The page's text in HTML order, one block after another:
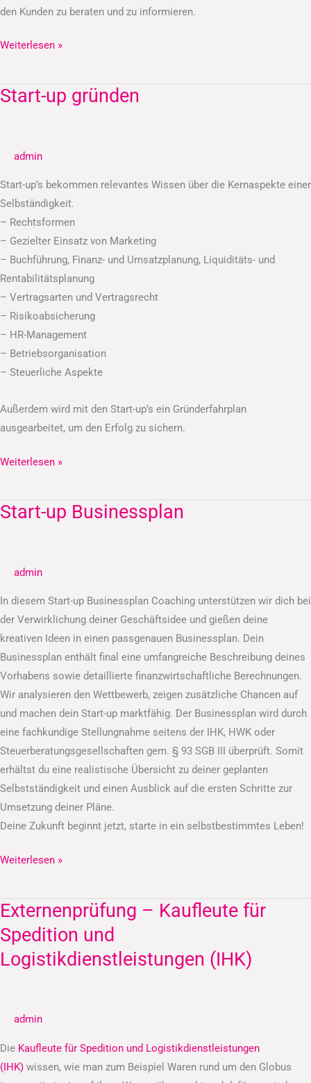
den Kunden zu beraten und zu informieren.
Weiterlesen »
Start-up gründen
admin
Start-up’s bekommen relevantes Wissen über die Kernaspekte einer
Selbständigkeit.
– Rechtsformen
– Gezielter Einsatz von Marketing
– Buchführung, Finanz- und Umsatzplanung, Liquiditäts- und
Rentabilitätsplanung
– Vertragsarten und Vertragsrecht
– Risikoabsicherung
– HR-Management
– Betriebsorganisation
– Steuerliche Aspekte
Außerdem wird mit den Start-up’s ein Gründerfahrplan
ausgearbeitet, um den Erfolg zu sichern.
Start-
Weiterlesen »
Start-up Businessplan
admin
In diesem Start-up Businessplan Coaching unterstützen wir dich bei
der Verwirklichung deiner Geschäftsidee und gießen deine
kreativen Ideen in einen passgenauen Businessplan. Dein
Businessplan enthält final eine umfangreiche Beschreibung deines
Vorhabens sowie detaillierte finanzwirtschaftliche Berechnungen.
Wir analysieren den Wettbewerb, zeigen zusätzliche Chancen auf
und machen dein Start-up marktfähig. Der Businessplan wird durch
eine fachkundige Stellungnahme seitens der IHK, HWK oder
Steuerberatungsgesellschaften gem. § 93 SGB III überprüft. Somit
erhältst du eine realistische Übersicht zu deiner geplanten
Selbstständigkeit und einen Ausblick auf die ersten Schritte zur
Umsetzung deiner Pläne.
Deine Zukunft beginnt jetzt, starte in ein selbstbestimmtes Leben!
Start-
Weiterlesen »
Externenprüfung – Kaufleute für
Spedition und
Logistikdienstleistungen (IHK)
admin
Die Kaufleute für Spedition und Logistikdienstleistungen
(IHK) wissen, wie man zum Beispiel Waren rund um den Globus
Externenprüfung
–
Kaufleute
für
Logistikdienstleistungen